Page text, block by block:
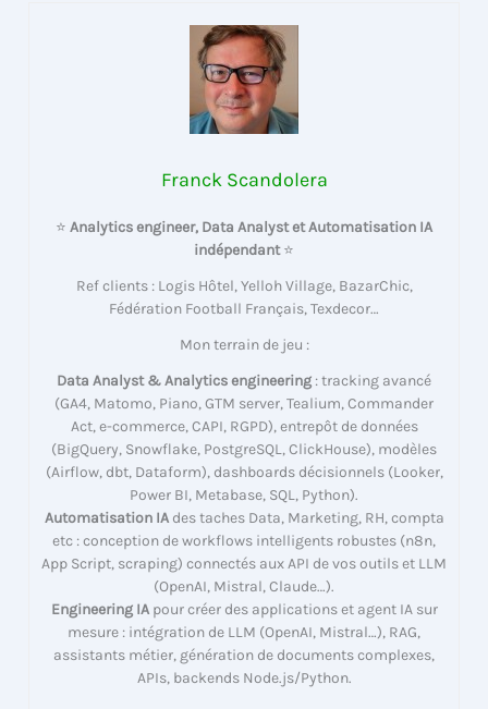
Franck Scandolera
⭐ Analytics engineer, Data Analyst et Automatisation IA
indépendant⭐
Ref clients : Logis Hôtel, Yelloh Village, BazarChic,
Fédération Football Français, Texdecor…
Mon terrain de jeu :
Data Analyst & Analytics engineering : tracking avancé
(GA4, Matomo, Piano, GTM server, Tealium, Commander
Act, e-commerce, CAPI, RGPD), entrepôt de données
(BigQuery, Snowflake, PostgreSQL, ClickHouse), modèles
(Airflow, dbt, Dataform), dashboards décisionnels (Looker,
Power BI, Metabase, SQL, Python).
Automatisation IAdes taches Data, Marketing, RH, compta
etc : conception de workflows intelligents robustes (n8n,
App Script, scraping) connectés aux API de vos outils et LLM
(OpenAI, Mistral, Claude…).
Engineering IApour créer des applications et agent IA sur
mesure : intégration de LLM (OpenAI, Mistral…), RAG,
assistants métier, génération de documents complexes,
APIs, backends Node.js/Python.